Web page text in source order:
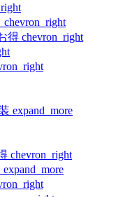
chevron_right
得 chevron_right
expand_more
chevron_right
expand_more